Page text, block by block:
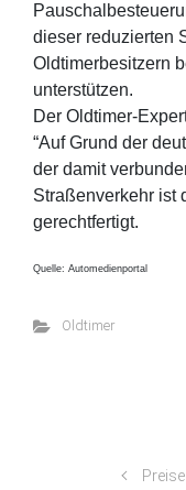
dieser reduzierten
Oldtimerbesitzern
unterstützen.
Der Oldtimer-
“Auf Grund der
der damit
Straßenverkehr ist
gerechtfertigt.
Quelle: Automedienportal
Oldtimer